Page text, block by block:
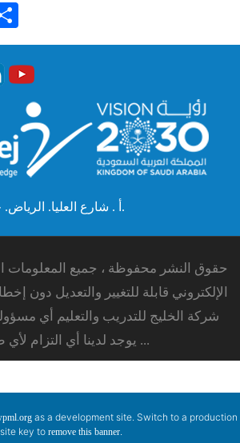
حقوق النشر محفوظة ، جميع المعلومات
الإلكتروني قابلة للتغيير والتعديل دون
شركة الخليج للتدريب والتعليم أي
يوجد لدينا أي التزام لأي طرف ...
as a development site. Switch to a production
site key to remove this banner.